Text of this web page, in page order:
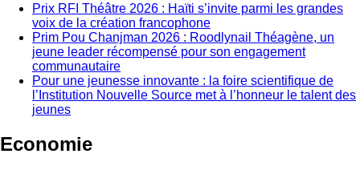
Prix RFI Théâtre 2026 : Haïti s’invite parmi les grandes
voix de la création francophone
Prim Pou Chanjman 2026 : Roodlynail Théagène, un
jeune leader récompensé pour son engagement
communautaire
Pour une jeunesse innovante : la foire scientifique de
l’Institution Nouvelle Source met à l’honneur le talent des
jeunes
Economie